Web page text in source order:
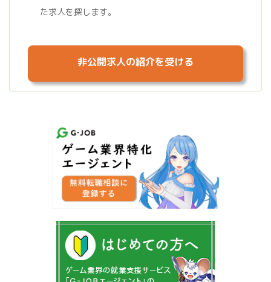
た求人を探します。
非公開求人の紹介を受ける